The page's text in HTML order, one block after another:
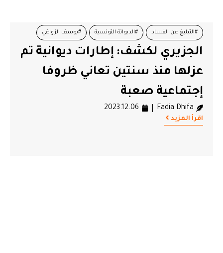
#التبليغ عن الفساد #الديوانة التونسية #يوسف الزواغي
الجزيري لكشف: إطارات ديوانية تم
عزلها منذ سنتين تعاني ظروفا
إجتماعية صعبة
Fadia Dhifa
2023.12.06
اقرأ المزيد